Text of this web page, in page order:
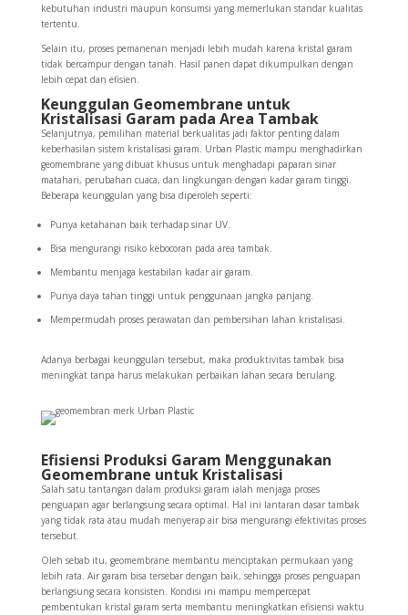
kebutuhan industri maupun konsumsi yang memerlukan standar kualitas
tertentu.
Selain itu, proses pemanenan menjadi lebih mudah karena kristal garam
tidak bercampur dengan tanah. Hasil panen dapat dikumpulkan dengan
lebih cepat dan efisien.
Keunggulan Geomembrane untuk
Kristalisasi Garam pada Area Tambak
Selanjutnya, pemilihan material berkualitas jadi faktor penting dalam
keberhasilan sistem kristalisasi garam. Urban Plastic mampu menghadirkan
geomembrane yang dibuat khusus untuk menghadapi paparan sinar
matahari, perubahan cuaca, dan lingkungan dengan kadar garam tinggi.
Beberapa keunggulan yang bisa diperoleh seperti:
Punya ketahanan baik terhadap sinar UV.
Bisa mengurangi risiko kebocoran pada area tambak.
Membantu menjaga kestabilan kadar air garam.
Punya daya tahan tinggi untuk penggunaan jangka panjang.
Mempermudah proses perawatan dan pembersihan lahan kristalisasi.
Adanya berbagai keunggulan tersebut, maka produktivitas tambak bisa
meningkat tanpa harus melakukan perbaikan lahan secara berulang.
Efisiensi Produksi Garam Menggunakan
Geomembrane untuk Kristalisasi
Salah satu tantangan dalam produksi garam ialah menjaga proses
penguapan agar berlangsung secara optimal. Hal ini lantaran dasar tambak
yang tidak rata atau mudah menyerap air bisa mengurangi efektivitas proses
tersebut.
Oleh sebab itu, geomembrane membantu menciptakan permukaan yang
lebih rata. Air garam bisa tersebar dengan baik, sehingga proses penguapan
berlangsung secara konsisten. Kondisi ini mampu mempercepat
pembentukan kristal garam serta membantu meningkatkan efisiensi waktu